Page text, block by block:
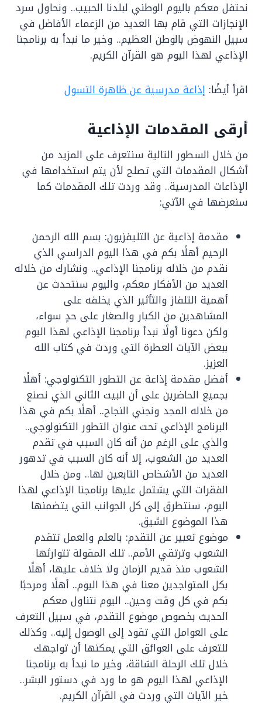
نحتفل معكم باليوم الوطني لبلدنا الحبيب.. ونحاول سرد
الإنجازات التي قام بها العديد من الزعماء الأفاضل في
سبيل النهوض بالوطن العظيم.. وخير ما نبدأ به برنامجنا
الإذاعي لهذا اليوم هو القرآن الكريم.
اقرأ أيضًا: إذاعة مدرسية عن ظاهرة التسول
أرقى المقدمات الإذاعية
من خلال السطور التالية سنتعرف على المزيد من
أشكال المقدمات التي تصلح لأن يتم استخدامها في
الإذاعات المدرسية.. وقد وردت تلك المقدمات كما
سنعرضها في الآتي:
مقدمة إذاعية عن التليفزيون: بسم الله الرحمن
الرحيم أهلًا بكم في هذا اليوم الدراسي الذي
نقدم من خلاله برنامجنا الإذاعي.. ونشارك من خلاله
العديد من الأفكار معكم، واليوم سنتحدث عن
أهمية التلفاز والتأثير الذي يخلفه على
المشاهدين من الكبار والصغار على حدٍ سواء،
ولكن دعونا أولًا نبدأ برنامجنا الإذاعي لهذا اليوم
ببعض الآيات العطرة التي وردت في كتاب الله
العزيز.
أفضل مقدمة إذاعة عن التطور التكنولوجي: أهلًا
بجميع الحاضرين على أن البيت الثاني الذي نصنع
من خلاله المجد ونجني النجاح.. أهلًا بكم في هذا
البرنامج الإذاعي تحت عنوان التطور التكنولوجي..
والذي على الرغم من أنه كان السبب في تقدم
العديد من الشعوب، إلا أنه كان السبب في تدهور
العديد من الأشخاص التابعين لها.. ومن خلال
الفقرات التي يشتمل عليها برنامجنا الإذاعي لهذا
اليوم، سنتطرق إلى كل الجوانب التي يتضمنها
هذا الموضوع الشيق.
موضوع تعبير عن التقدم: بالعلم والعمل تتقدم
الشعوب وترتقي الأمم.. تلك المقولة تتوارثها
الشعوب منذ قديم الزمان ولا خلاف عليها، أهلًا
بكل المتواجدين معنا في هذا اليوم.. أهلًا ومرحبًا
بكم في كل وقت وحين.. اليوم نتناول معكم
الحديث بخصوص موضوع التقدم، في سبيل التعرف
على العوامل التي تقود إلى الوصول إليه.. وكذلك
للتعرف على العوائق التي يمكنها أن تواجهك
خلال تلك الرحلة الشاقة، وخير ما نبدأ به برنامجنا
الإذاعي لهذا اليوم هو ما ورد في دستور البشر..
خير الآيات التي وردت في القرآن الكريم.